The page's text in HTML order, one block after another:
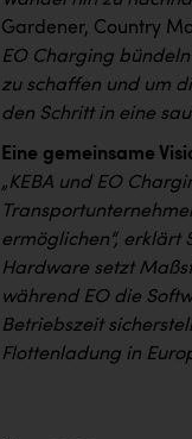
Gardener, Country
EO Charging
zu schaffen und um
den Schritt in eine
Eine gemeinsame
„KEBA und EO
ermöglichen“, erklärt
Hardware setzt
während EO die
Betriebszeit
Flottenladung in